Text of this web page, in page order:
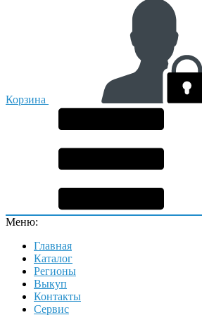
Корзина
Меню:
Главная
Каталог
Регионы
Выкуп
Контакты
Сервис